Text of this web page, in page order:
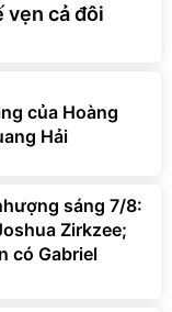
vẹn cả đôi
của Hoàng
Hải
sáng 7/8:
Zirkzee;
có Gabriel